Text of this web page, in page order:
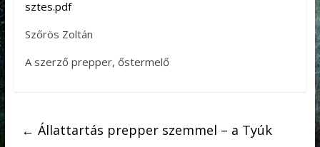
sztes.pdf
Szőrös Zoltán
A szerző prepper, őstermelő
← Állattartás prepper szemmel – a Tyúk